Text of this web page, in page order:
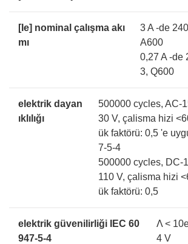
[Ie] nominal çalışma akı
mı
3 A -de
A600
0,27 A -de
3, Q600
elektrik dayan
ıklılığı
500000 cycles, AC-
30 V, çalisma hizi
ük faktörü: 0,5 'e
7-5-4
500000 cycles, DC-
110 V, çalisma hizi
ük faktörü: 0,5
elektrik güvenilirliği IEC 60
947-5-4
Λ <
4 V